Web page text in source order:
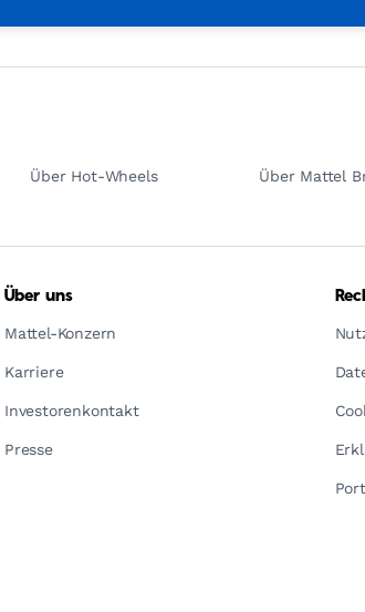
Über Hot-Wheels
Über Mattel
Über uns
Mattel-Konzern
Karriere
Investorenkontakt
Presse